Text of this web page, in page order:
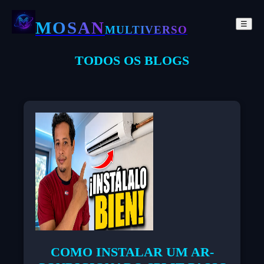
MOSANMULTIVERSO ☰
TODOS OS BLOGS
COMO INSTALAR UM AR-